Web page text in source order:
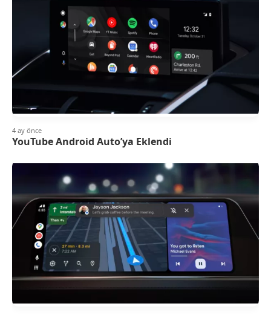
4 ay önce
YouTube Android Auto’ya Eklendi